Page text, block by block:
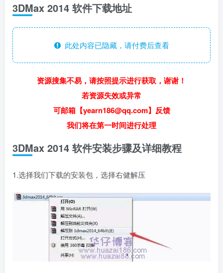
​3DMax 2014 软件下载地址
此处内容已隐藏，请付费后查看
资源搜集不易，请按照提示进行获取，谢谢！
若资源失效或异常
可邮箱【yearn186@qq.com】反馈
我们将在第一时间进行处理
​3DMax 2014 软件安装步骤及详细教程
1.选择我们下载的安装包，选择右健解压